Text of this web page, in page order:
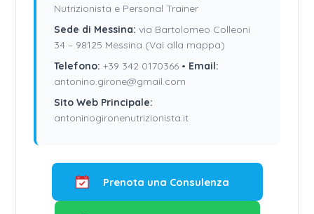
Nutrizionista e Personal Trainer
Sede di Messina: via Bartolomeo Colleoni
34 – 98125 Messina (Vai alla mappa)
Telefono: +39 342 0170366 • Email:
antonino.girone@gmail.com
Sito Web Principale:
antoninogironenutrizionista.it
Prenota una Consulenza